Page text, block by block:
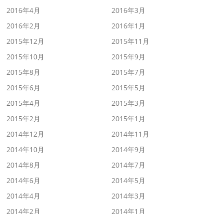
2016年4月
2016年3月
2016年2月
2016年1月
2015年12月
2015年11月
2015年10月
2015年9月
2015年8月
2015年7月
2015年6月
2015年5月
2015年4月
2015年3月
2015年2月
2015年1月
2014年12月
2014年11月
2014年10月
2014年9月
2014年8月
2014年7月
2014年6月
2014年5月
2014年4月
2014年3月
2014年2月
2014年1月